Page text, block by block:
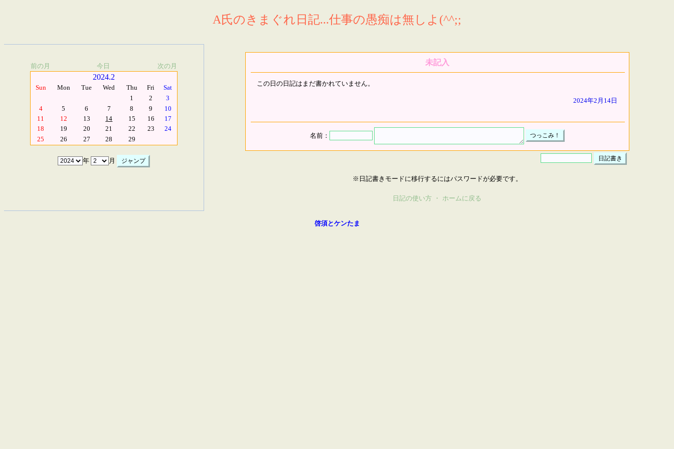
A氏のきまぐれ日記...仕事の愚痴は無しよ(^^;;
前の月 今日 次の月
2024.2
Sun Mon Tue Wed Thu Fri
Sat
1
2
3
4
5 6 7 8 9
10
11
12 13 14 15 16
17
18
19 20 21 22 23
24
25
26 27 28 29
年 月
未記入
この日の日記はまだ書かれていません。
2024年2月14日
名前：
※日記書きモードに移行するにはパスワードが必要です。
日記の使い方 ・ ホームに戻る
啓須とケンたま